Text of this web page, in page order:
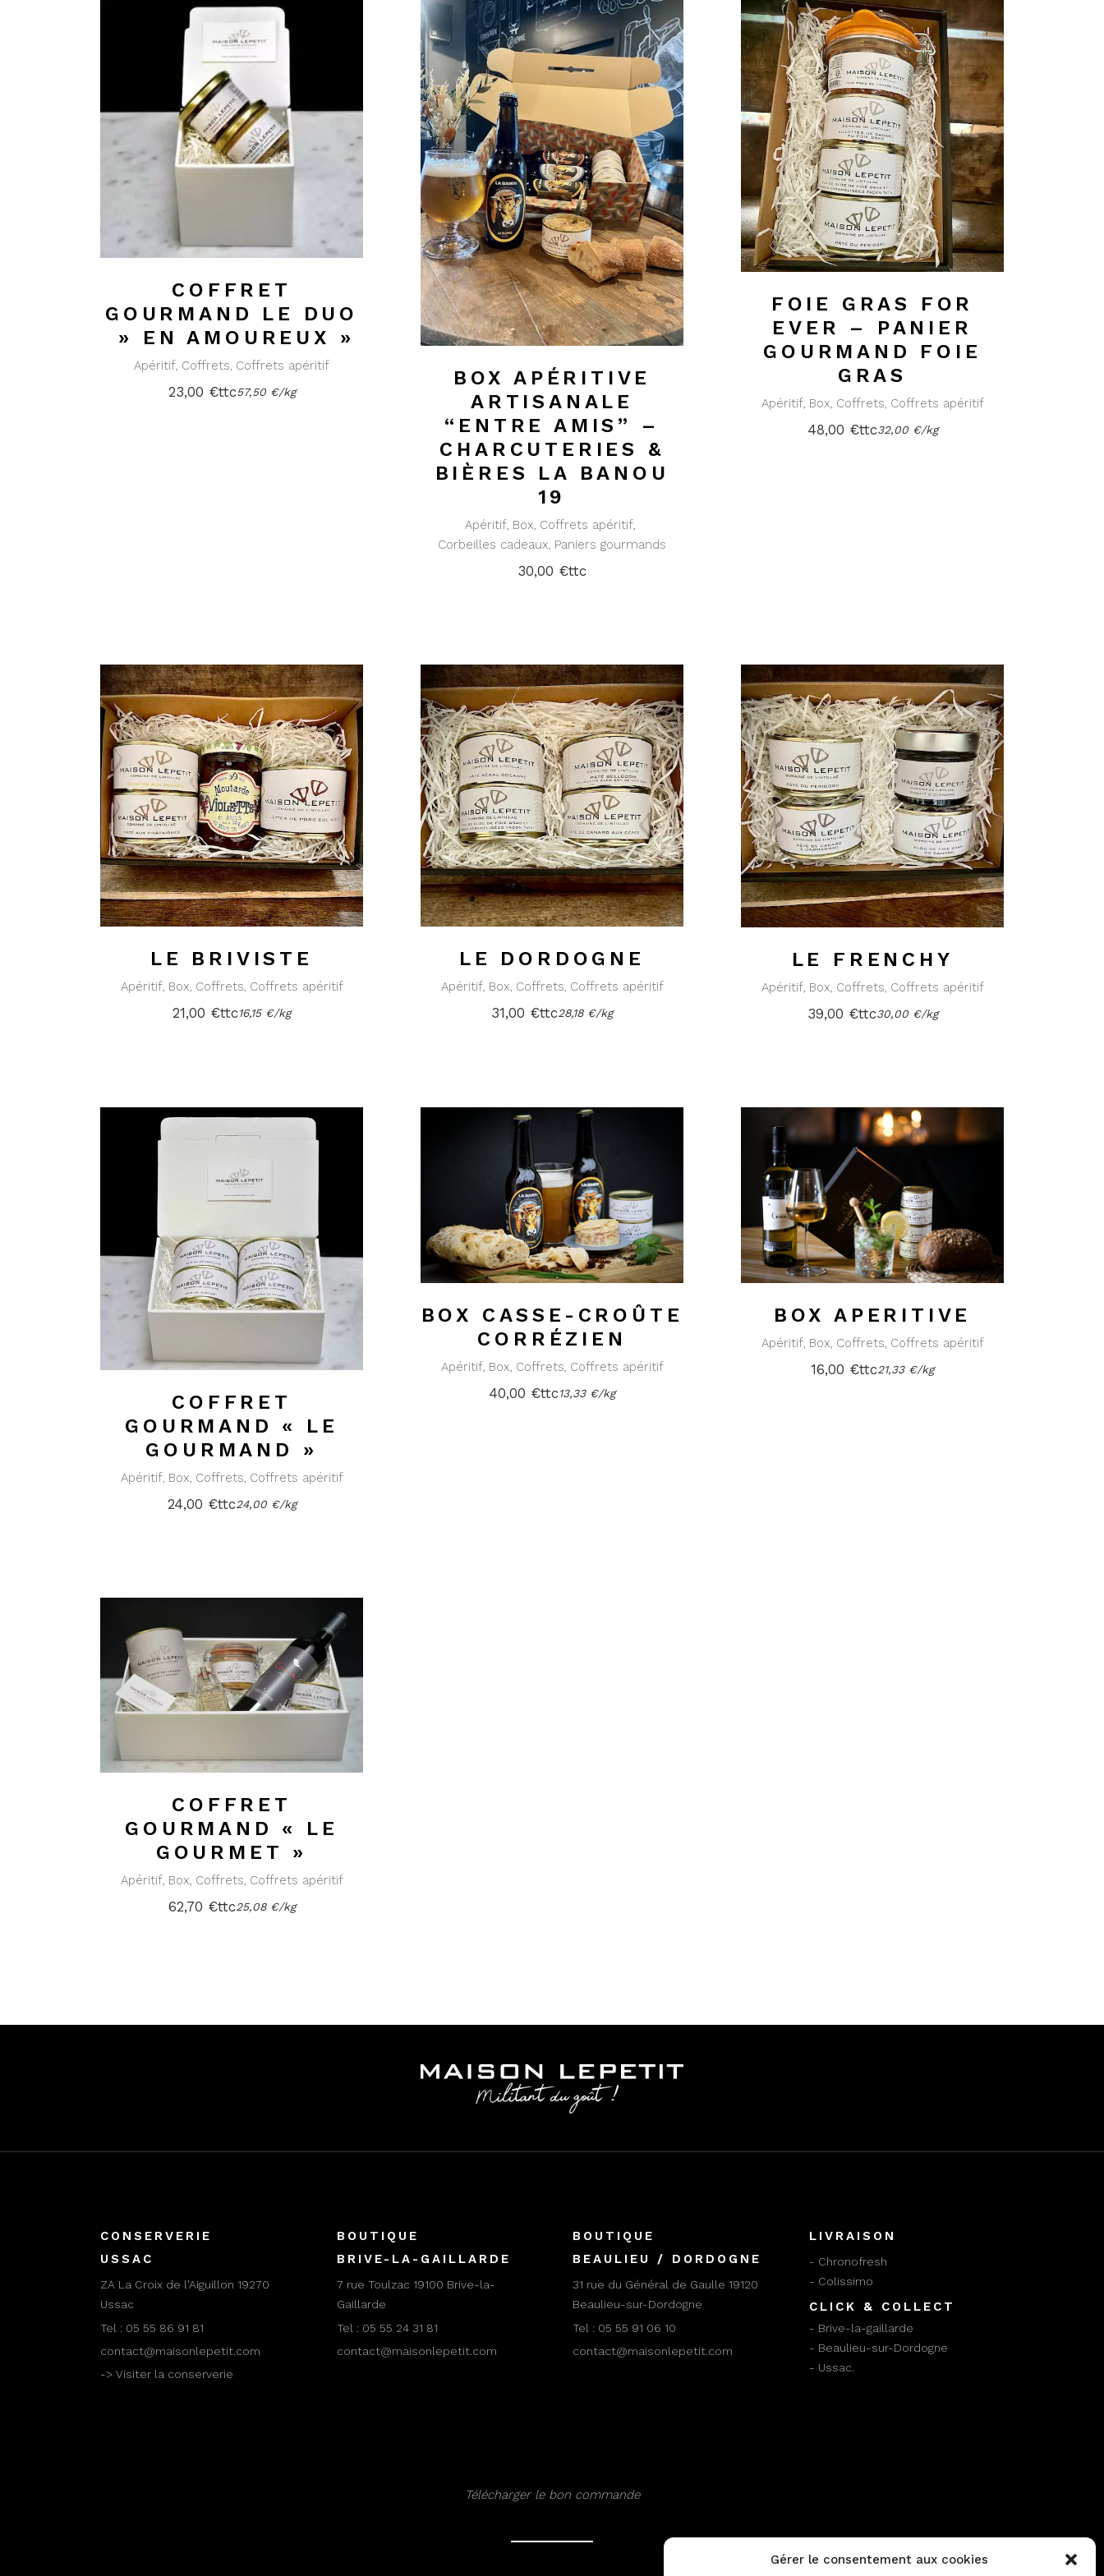
Gérer le consentement aux cookies
COFFRET
GOURMAND LE DUO
» EN AMOUREUX »
Apéritif Coffrets Coffrets apéritif
23,00 €ttc57,50 €/kg
BOX APÉRITIVE
ARTISANALE
“ENTRE AMIS” –
CHARCUTERIES &
BIÈRES LA BANOU
19
Apéritif Box Coffrets apéritif
Corbeilles cadeaux Paniers gourmands
30,00 €ttc
FOIE GRAS FOR
EVER – PANIER
GOURMAND FOIE
GRAS
Apéritif Box Coffrets Coffrets apéritif
48,00 €ttc32,00 €/kg
LE BRIVISTE
Apéritif Box Coffrets Coffrets apéritif
21,00 €ttc16,15 €/kg
LE DORDOGNE
Apéritif Box Coffrets Coffrets apéritif
31,00 €ttc28,18 €/kg
LE FRENCHY
Apéritif Box Coffrets Coffrets apéritif
39,00 €ttc30,00 €/kg
COFFRET
GOURMAND « LE
GOURMAND »
Apéritif Box Coffrets Coffrets apéritif
24,00 €ttc24,00 €/kg
BOX CASSE-CROÛTE
CORRÉZIEN
Apéritif Box Coffrets Coffrets apéritif
40,00 €ttc13,33 €/kg
BOX APERITIVE
Apéritif Box Coffrets Coffrets apéritif
16,00 €ttc21,33 €/kg
COFFRET
GOURMAND « LE
GOURMET »
Apéritif Box Coffrets Coffrets apéritif
62,70 €ttc25,08 €/kg
CONSERVERIE
USSAC
ZA La Croix de l'Aiguillon 19270
Ussac
Tel : 05 55 86 91 81
contact@maisonlepetit.com
-> Visiter la conserverie
BOUTIQUE
BRIVE-LA-GAILLARDE
7 rue Toulzac 19100 Brive-la-
Gaillarde
Tel : 05 55 24 31 81
contact@maisonlepetit.com
BOUTIQUE
BEAULIEU / DORDOGNE
31 rue du Général de Gaulle 19120
Beaulieu-sur-Dordogne
Tel : 05 55 91 06 10
contact@maisonlepetit.com
LIVRAISON
- Chronofresh
- Colissimo
CLICK & COLLECT
- Brive-la-gaillarde
- Beaulieu-sur-Dordogne
- Ussac.
Télécharger le bon commande